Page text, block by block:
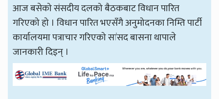
आज बसेको संसदीय दलको बैठकबाट विधान पारित
गरिएको हो । विधान पारित भएसँगै अनुमोदनका निम्ति पार्टी
कार्यालयमा पत्राचार गरिएको सांसद बासना थापाले
जानकारी दिइन् ।